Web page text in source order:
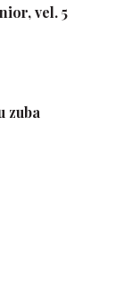
vel. 5
zuba